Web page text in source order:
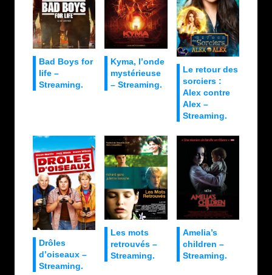
Bad Boys for
life –
Streaming.
Kyma, l’onde
mystérieuse
– Streaming.
Le retour des
sorciers :
Alex contre
Alex –
Streaming.
Drôles
d’oiseaux –
Streaming.
Les mots
retrouvés –
Streaming.
Amelia’s
children –
Streaming.